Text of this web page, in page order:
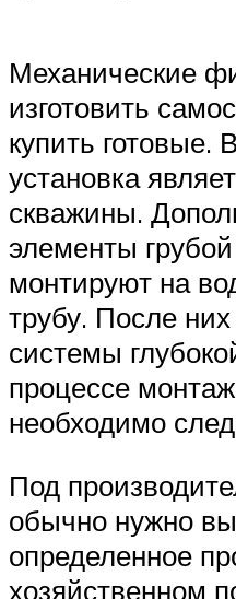
Механические
изготовить
купить
установка
скважины.
элементы грубой
монтируют на
трубу. После
системы
процессе
необходимо
Под
обычно нужно
определенное
хозяйственном